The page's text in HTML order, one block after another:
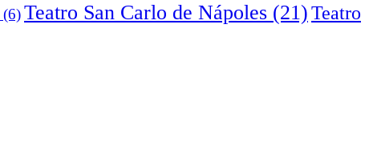
(6)Teatro San Carlo de Nápoles (21)Teatro